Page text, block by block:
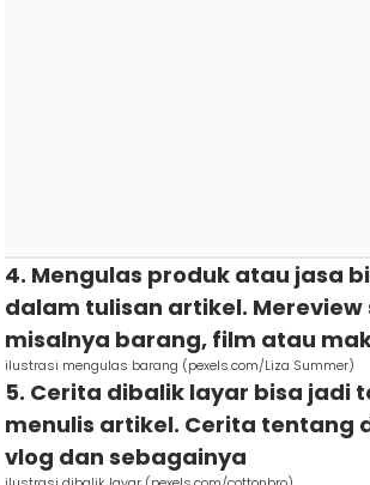
4. Mengulas produk atau jasa
dalam tulisan artikel.
misalnya barang, film atau
ilustrasi mengulas barang (pexels.com/Liza Summer)
5. Cerita dibalik layar bisa jadi
menulis artikel. Cerita tentang
vlog dan sebagainya